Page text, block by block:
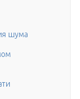
шума